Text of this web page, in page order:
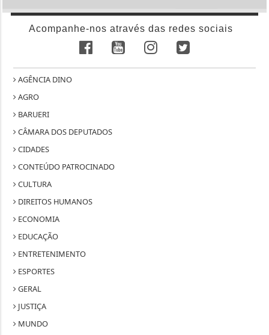
Acompanhe-nos através das redes sociais
AGÊNCIA DINO
AGRO
BARUERI
CÂMARA DOS DEPUTADOS
CIDADES
CONTEÚDO PATROCINADO
CULTURA
DIREITOS HUMANOS
ECONOMIA
EDUCAÇÃO
ENTRETENIMENTO
ESPORTES
GERAL
JUSTIÇA
MUNDO